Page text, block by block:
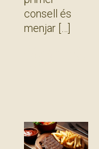
consell és
menjar